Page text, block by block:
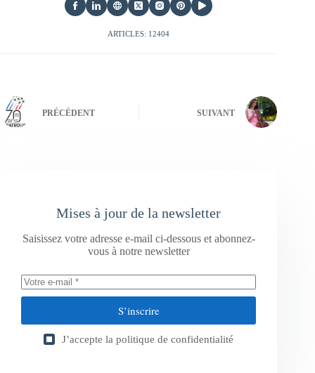
ARTICLES: 12404
PRÉCÉDENT SUIVANT
Mises à jour de la newsletter
Saisissez votre adresse e-mail ci-dessous et abonnez-
vous à notre newsletter
S’inscrire
J’accepte la politique de confidentialité